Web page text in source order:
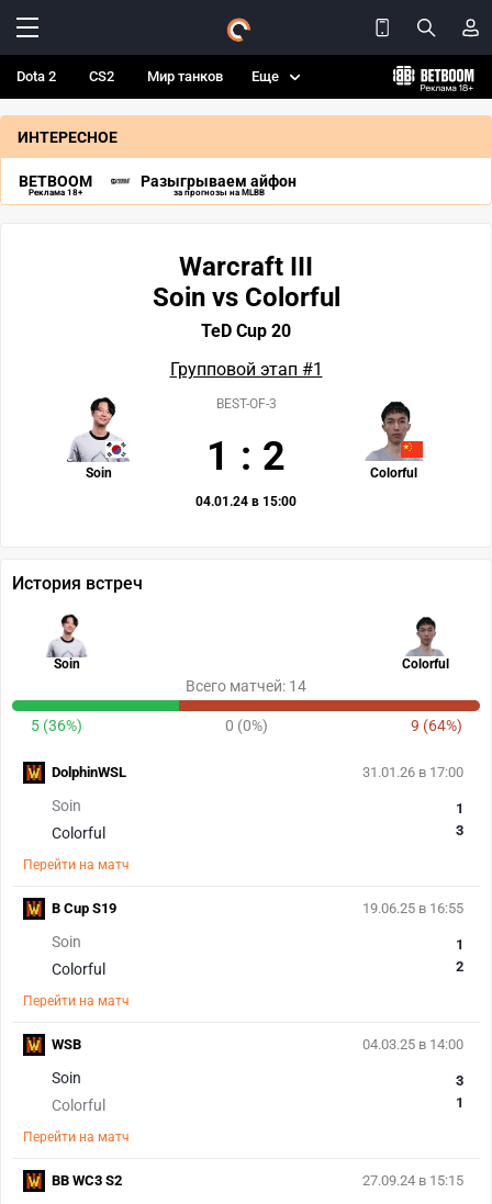
Dota 2 CS2 Мир танков Еще
ИНТЕРЕСНОЕ
BETBOOM
Реклама 18+
Разыгрываем айфон
за прогнозы на MLBB
Warcraft III
Soin vs Colorful
TeD Cup 20
Групповой этап #1
Soin Colorful
BEST-OF-3
1 : 2
04.01.24 в 15:00
История встреч
Soin Colorful
Всего матчей: 14
5 (36%) 0 (0%) 9 (64%)
31.01.26 в 17:00
Soin
Colorful
1
3
Перейти на матч
DolphinWSL
19.06.25 в 16:55
Soin
Colorful
1
2
Перейти на матч
B Cup S19
04.03.25 в 14:00
Soin
Colorful
3
1
Перейти на матч
WSB
27.09.24 в 15:15
BB WC3 S2